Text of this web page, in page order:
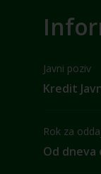
Javni poziv
Kredit
Rok za
Od dneva